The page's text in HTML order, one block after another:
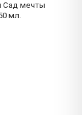
Сад мечты
мл.